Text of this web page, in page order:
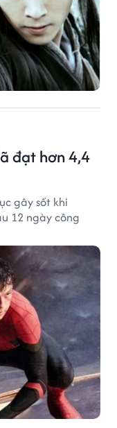
đạt hơn 4,4
gây sốt khi
12 ngày công